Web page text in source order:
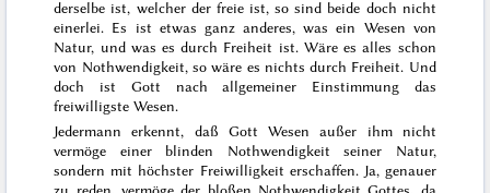
derselbe ist, welcher der freie ist, so sind beide doch nicht
einerlei. Es ist etwas ganz anderes,was ein Wesen von
Natur, und was es durch Freiheit ist. Wäre es alles schon
von Nothwendigkeit, so wäre es nichts durch Freiheit. Und
doch ist Gott nach allgemeiner Einstimmung das
freiwilligste Wesen.
Jedermann erkennt, daß Gott Wesen außer ihm nicht
vermöge einer blinden Nothwendigkeit seiner Natur,
sondern mit höchster Freiwilligkeit erschaffen. Ja, genauer